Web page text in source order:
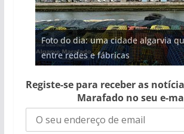
Foto do dia: uma cidade algarvia
entre redes e fábricas
Tempestades roubam areia de
arribas em risco no Algarve (com
Milagre da água. Fontes
Algarve voltam a ter vida (com
Tapas do mar a 3 euros cada.
gastronómica nasce no Algarve
Projeto milionário: investimento de
milhões de euros na construção
hotéis (com vídeo)
Registe-se para receber as
Marafado no seu e-